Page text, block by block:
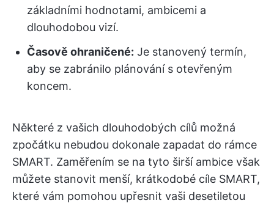
základními hodnotami, ambicemi a
dlouhodobou vizí.
Časově ohraničené: Je stanovený termín,
aby se zabránilo plánování s otevřeným
koncem.
Některé z vašich dlouhodobých cílů možná
zpočátku nebudou dokonale zapadat do rámce
SMART. Zaměřením se na tyto širší ambice však
můžete stanovit menší, krátkodobé cíle SMART,
které vám pomohou upřesnit vaši desetiletou